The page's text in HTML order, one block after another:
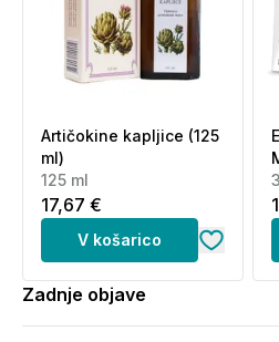
Artičokine kapljice (125
ml)
125 ml
17,67 €
V košarico
Zadnje objave